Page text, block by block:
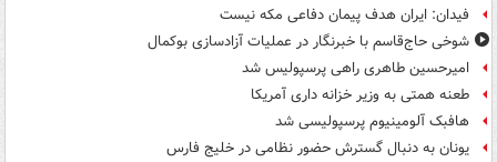
فیدان: ایران هدف پیمان دفاعی مکه نیست
شوخی حاج‌قاسم با خبرنگار در عملیات آزادسازی بوکمال
امیرحسین طاهری راهی پرسپولیس شد
طعنه همتی به وزیر خزانه داری آمریکا
هافبک آلومینیوم پرسپولیسی شد
یونان به دنبال گسترش حضور نظامی در خلیج فارس